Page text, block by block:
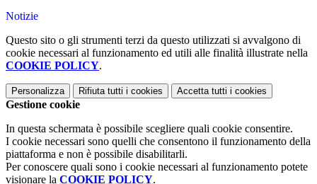
Notizie
Questo sito o gli strumenti terzi da questo utilizzati si avvalgono di
cookie necessari al funzionamento ed utili alle finalità illustrate nella
COOKIE POLICY.
Personalizza Rifiuta tutti i cookies Accetta tutti i cookies
Gestione cookie
In questa schermata è possibile scegliere quali cookie consentire.
I cookie necessari sono quelli che consentono il funzionamento della
piattaforma e non è possibile disabilitarli.
Per conoscere quali sono i cookie necessari al funzionamento potete
visionare la COOKIE POLICY.